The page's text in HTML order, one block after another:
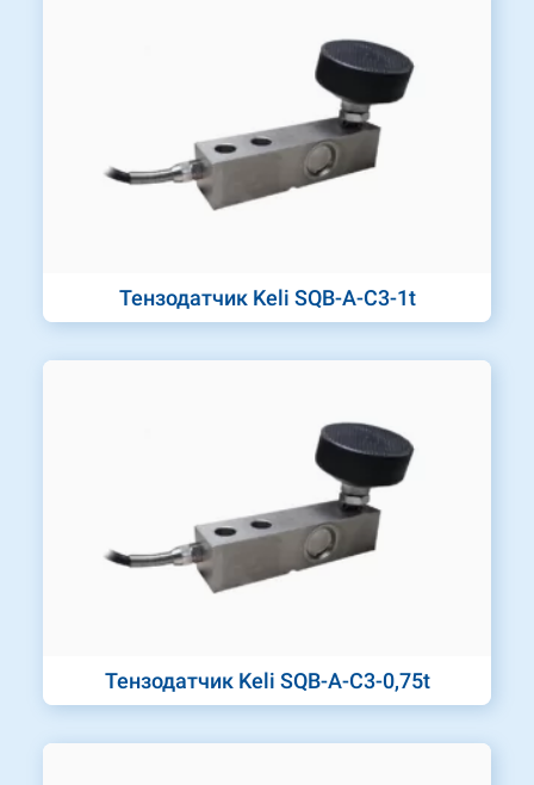
Тензодатчик Keli SQB-A-C3-1t
Тензодатчик Keli SQB-A-C3-0,75t